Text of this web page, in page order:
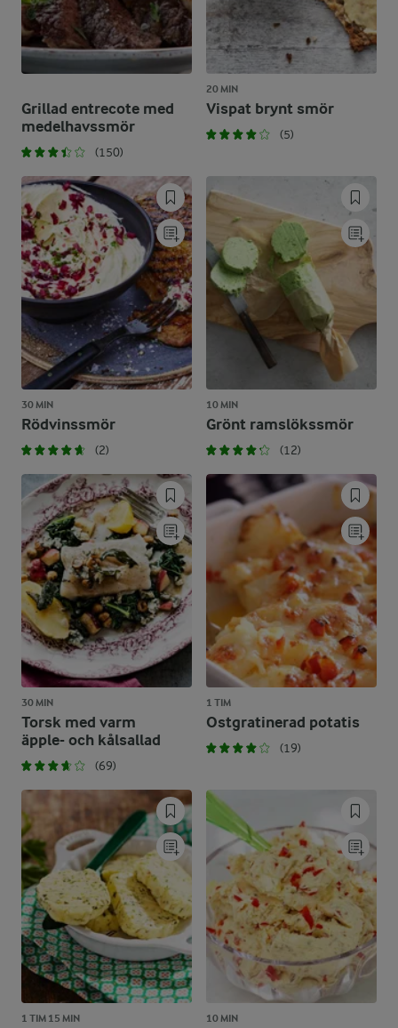
Grillad entrecote med
medelhavssmör
(150)
20 MIN
Vispat brynt smör
(5)
30 MIN
Rödvinssmör
(2)
10 MIN
Grönt ramslökssmör
(12)
30 MIN
Torsk med varm
äpple- och kålsallad
(69)
1 TIM
Ostgratinerad potatis
(19)
1 TIM 15 MIN 10 MIN